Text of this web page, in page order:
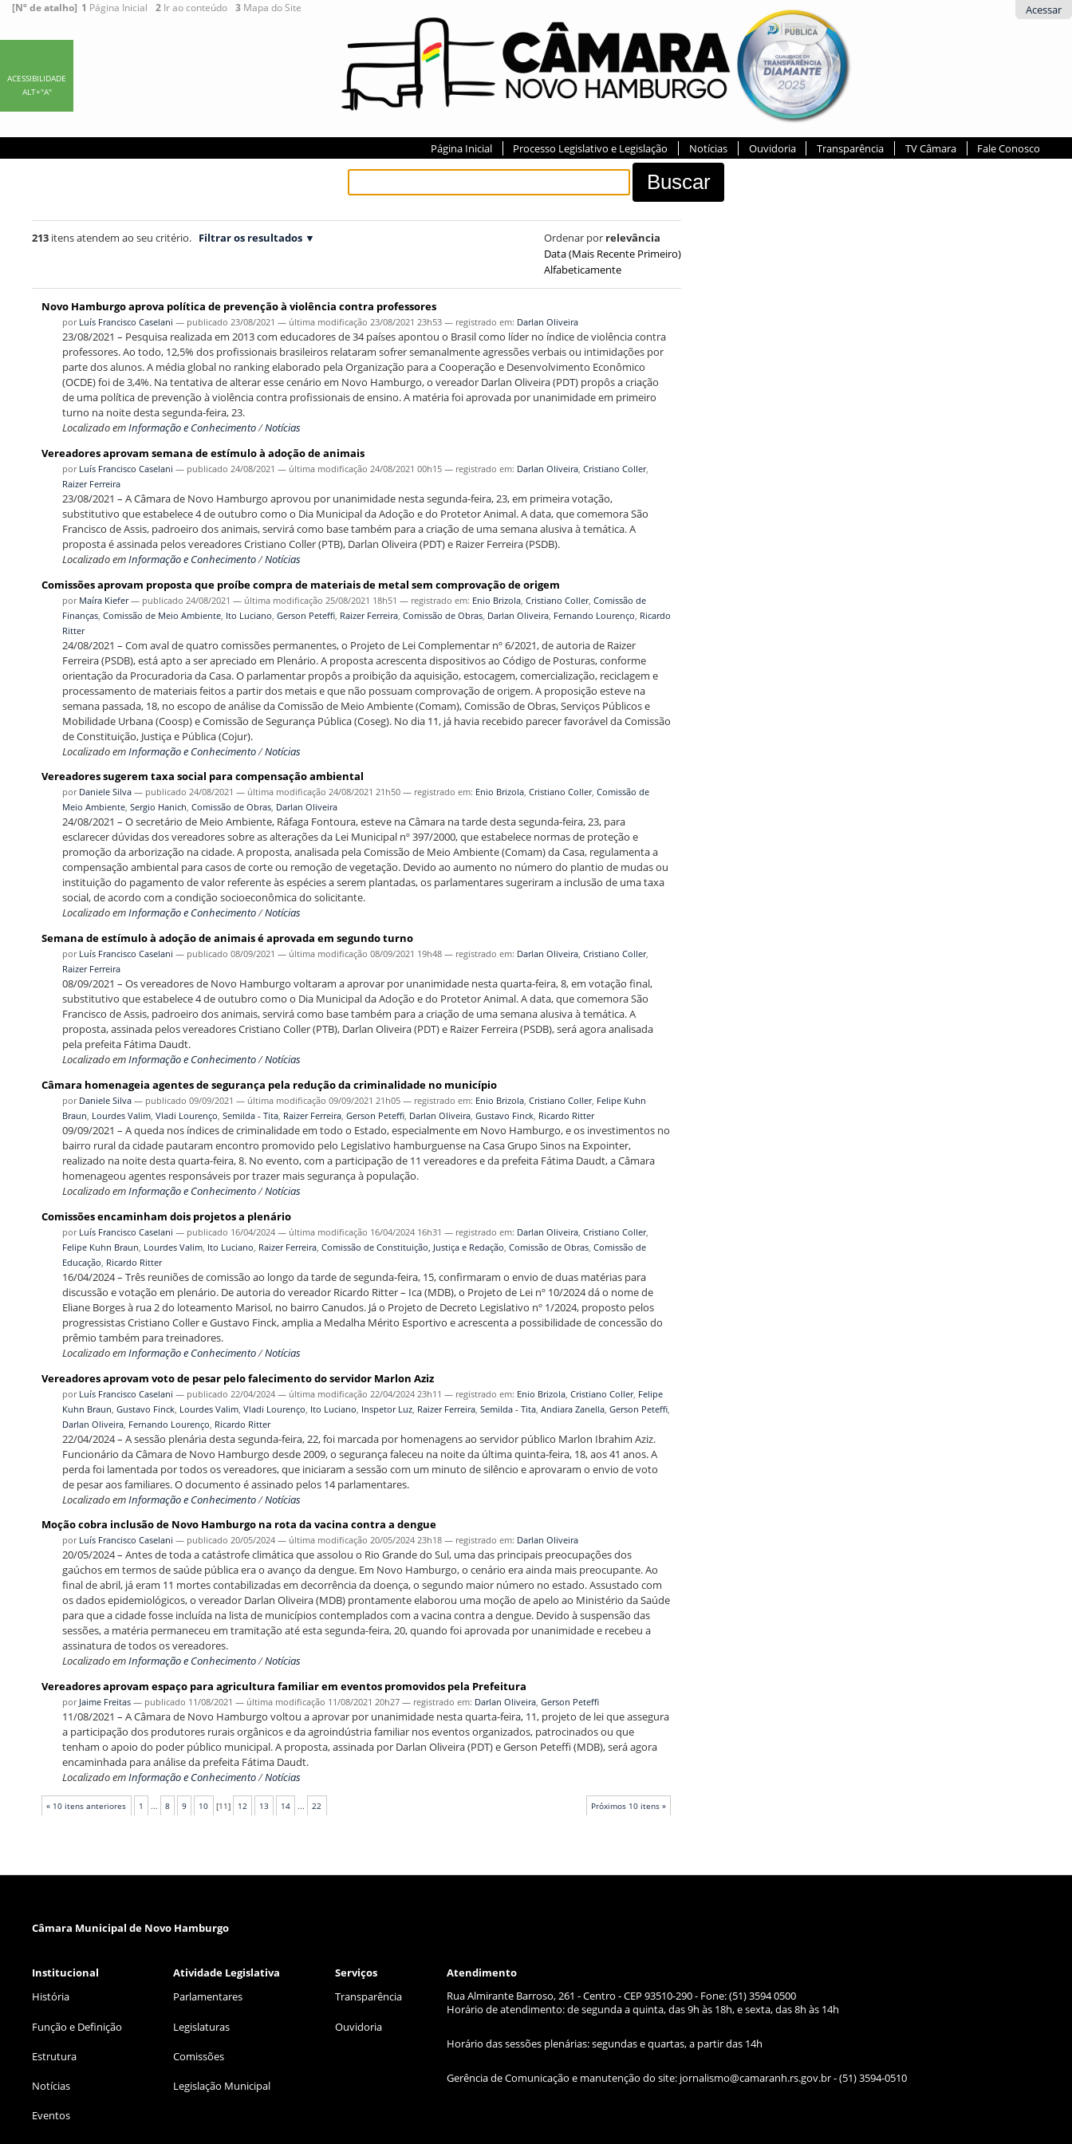
Acessar
[Nº de atalho] 1 Página Inicial 2 Ir ao conteúdo 3 Mapa do Site
ACESSIBILIDADE
ALT+"A"
Página Inicial Processo Legislativo e Legislação Notícias Ouvidoria Transparência TV Câmara Fale Conosco
213itens atendem ao seu critério. Filtrar os resultados Ordenar por relevância
Data (mais Recente Primeiro)
Alfabeticamente
Novo Hamburgo aprova política de prevenção à violência contra professores
por Luís Francisco Caselani — publicado 23/08/2021 — última modificação 23/08/2021 23h53 — registrado em: Darlan Oliveira
23/08/2021 – Pesquisa realizada em 2013 com educadores de 34 países apontou o Brasil como líder no índice de violência contra
professores. Ao todo, 12,5% dos profissionais brasileiros relataram sofrer semanalmente agressões verbais ou intimidações por
parte dos alunos. A média global no ranking elaborado pela Organização para a Cooperação e Desenvolvimento Econômico
(OCDE) foi de 3,4%. Na tentativa de alterar esse cenário em Novo Hamburgo, o vereador Darlan Oliveira (PDT) propôs a criação
de uma política de prevenção à violência contra profissionais de ensino. A matéria foi aprovada por unanimidade em primeiro
turno na noite desta segunda-feira, 23.
Localizado emInformação e Conhecimento/Notícias
Vereadores aprovam semana de estímulo à adoção de animais
por Luís Francisco Caselani — publicado 24/08/2021 — última modificação 24/08/2021 00h15 — registrado em: Darlan Oliveira, Cristiano Coller,
Raizer Ferreira
23/08/2021 – A Câmara de Novo Hamburgo aprovou por unanimidade nesta segunda-feira, 23, em primeira votação,
substitutivo que estabelece 4 de outubro como o Dia Municipal da Adoção e do Protetor Animal. A data, que comemora São
Francisco de Assis, padroeiro dos animais, servirá como base também para a criação de uma semana alusiva à temática. A
proposta é assinada pelos vereadores Cristiano Coller (PTB), Darlan Oliveira (PDT) e Raizer Ferreira (PSDB).
Localizado emInformação e Conhecimento/Notícias
Comissões aprovam proposta que proíbe compra de materiais de metal sem comprovação de origem
por Maíra Kiefer — publicado 24/08/2021 — última modificação 25/08/2021 18h51 — registrado em: Enio Brizola, Cristiano Coller, Comissão de
Finanças, Comissão de Meio Ambiente, Ito Luciano Gerson Peteffi, Raizer Ferreira, Comissão de Obras, Darlan Oliveira, Fernando Lourenço Ricardo
Ritter
24/08/2021 – Com aval de quatro comissões permanentes, o Projeto de Lei Complementar nº 6/2021, de autoria de Raizer
Ferreira (PSDB), está apto a ser apreciado em Plenário. A proposta acrescenta dispositivos ao Código de Posturas, conforme
orientação da Procuradoria da Casa. O parlamentar propôs a proibição da aquisição, estocagem, comercialização, reciclagem e
processamento de materiais feitos a partir dos metais e que não possuam comprovação de origem. A proposição esteve na
semana passada, 18, no escopo de análise da Comissão de Meio Ambiente (Comam), Comissão de Obras, Serviços Públicos e
Mobilidade Urbana (Coosp) e Comissão de Segurança Pública (Coseg). No dia 11, já havia recebido parecer favorável da Comissão
de Constituição, Justiça e Pública (Cojur).
Localizado emInformação e Conhecimento/Notícias
Vereadores sugerem taxa social para compensação ambiental
por Daniele Silva — publicado 24/08/2021 — última modificação 24/08/2021 21h50 — registrado em: Enio Brizola, Cristiano Coller, Comissão de
Meio Ambiente, Sergio Hanich, Comissão de Obras, Darlan Oliveira
24/08/2021 – O secretário de Meio Ambiente, Ráfaga Fontoura, esteve na Câmara na tarde desta segunda-feira, 23, para
esclarecer dúvidas dos vereadores sobre as alterações da Lei Municipal nº 397/2000, que estabelece normas de proteção e
promoção da arborização na cidade. A proposta, analisada pela Comissão de Meio Ambiente (Comam) da Casa, regulamenta a
compensação ambiental para casos de corte ou remoção de vegetação. Devido ao aumento no número do plantio de mudas ou
instituição do pagamento de valor referente às espécies a serem plantadas, os parlamentares sugeriram a inclusão de uma taxa
social, de acordo com a condição socioeconômica do solicitante.
Localizado emInformação e Conhecimento/Notícias
Semana de estímulo à adoção de animais é aprovada em segundo turno
por Luís Francisco Caselani — publicado 08/09/2021 — última modificação 08/09/2021 19h48 — registrado em: Darlan Oliveira, Cristiano Coller,
Raizer Ferreira
08/09/2021 – Os vereadores de Novo Hamburgo voltaram a aprovar por unanimidade nesta quarta-feira, 8, em votação final,
substitutivo que estabelece 4 de outubro como o Dia Municipal da Adoção e do Protetor Animal. A data, que comemora São
Francisco de Assis, padroeiro dos animais, servirá como base também para a criação de uma semana alusiva à temática. A
proposta, assinada pelos vereadores Cristiano Coller (PTB), Darlan Oliveira (PDT) e Raizer Ferreira (PSDB), será agora analisada
pela prefeita Fátima Daudt.
Localizado emInformação e Conhecimento/Notícias
Câmara homenageia agentes de segurança pela redução da criminalidade no município
por Daniele Silva — publicado 09/09/2021 — última modificação 09/09/2021 21h05 — registrado em: Enio Brizola, Cristiano Coller, Felipe Kuhn
Braun, Lourdes Valim, Vladi Lourenço, Semilda - Tita, Raizer Ferreira, Gerson Peteffi, Darlan Oliveira, Gustavo Finck, Ricardo Ritter
09/09/2021 – A queda nos índices de criminalidade em todo o Estado, especialmente em Novo Hamburgo, e os investimentos no
bairro rural da cidade pautaram encontro promovido pelo Legislativo hamburguense na Casa Grupo Sinos na Expointer,
realizado na noite desta quarta-feira, 8. No evento, com a participação de 11 vereadores e da prefeita Fátima Daudt, a Câmara
homenageou agentes responsáveis por trazer mais segurança à população.
Localizado emInformação e Conhecimento/Notícias
Comissões encaminham dois projetos a plenário
por Luís Francisco Caselani — publicado 16/04/2024 — última modificação 16/04/2024 16h31 — registrado em: Darlan Oliveira, Cristiano Coller,
Felipe Kuhn Braun Lourdes Valim, Ito Luciano Raizer Ferreira, Comissão de Constituição, Justiça e Redação Comissão de Obras, Comissão de
Educação Ricardo Ritter
16/04/2024 – Três reuniões de comissão ao longo da tarde de segunda-feira, 15, confirmaram o envio de duas matérias para
discussão e votação em plenário. De autoria do vereador Ricardo Ritter – Ica (MDB), o Projeto de Lei nº 10/2024 dá o nome de
Eliane Borges à rua 2 do loteamento Marisol, no bairro Canudos. Já o Projeto de Decreto Legislativo nº 1/2024, proposto pelos
progressistas Cristiano Coller e Gustavo Finck, amplia a Medalha Mérito Esportivo e acrescenta a possibilidade de concessão do
prêmio também para treinadores.
Localizado emInformação e Conhecimento/Notícias
Vereadores aprovam voto de pesar pelo falecimento do servidor Marlon Aziz
por Luís Francisco Caselani — publicado 22/04/2024 — última modificação 22/04/2024 23h11 — registrado em: Enio Brizola, Cristiano Coller, Felipe
Kuhn Braun Gustavo Finck, Lourdes Valim, Vladi Lourenço Ito Luciano Inspetor Luz, Raizer Ferreira, Semilda - Tita, Andiara Zanella, Gerson Peteffi,
Darlan Oliveira, Fernando Lourenço Ricardo Ritter
22/04/2024 – A sessão plenária desta segunda-feira, 22, foi marcada por homenagens ao servidor público Marlon Ibrahim Aziz.
Funcionário da Câmara de Novo Hamburgo desde 2009, o segurança faleceu na noite da última quinta-feira, 18, aos 41 anos. A
perda foi lamentada por todos os vereadores, que iniciaram a sessão com um minuto de silêncio e aprovaram o envio de voto
de pesar aos familiares. O documento é assinado pelos 14 parlamentares.
Localizado emInformação e Conhecimento/Notícias
Moção cobra inclusão de Novo Hamburgo na rota da vacina contra a dengue
por Luís Francisco Caselani — publicado 20/05/2024 — última modificação 20/05/2024 23h18 — registrado em: Darlan Oliveira
20/05/2024 – Antes de toda a catástrofe climática que assolou o Rio Grande do Sul, uma das principais preocupações dos
gaúchos em termos de saúde pública era o avanço da dengue. Em Novo Hamburgo, o cenário era ainda mais preocupante. Ao
final de abril, já eram 11 mortes contabilizadas em decorrência da doença, o segundo maior número no estado. Assustado com
os dados epidemiológicos, o vereador Darlan Oliveira (MDB) prontamente elaborou uma moção de apelo ao Ministério da Saúde
para que a cidade fosse incluída na lista de municípios contemplados com a vacina contra a dengue. Devido à suspensão das
sessões, a matéria permaneceu em tramitação até esta segunda-feira, 20, quando foi aprovada por unanimidade e recebeu a
assinatura de todos os vereadores.
Localizado emInformação e Conhecimento/Notícias
Vereadores aprovam espaço para agricultura familiar em eventos promovidos pela Prefeitura
por Jaime Freitas — publicado 11/08/2021 — última modificação 11/08/2021 20h27 — registrado em: Darlan Oliveira, Gerson Peteffi
11/08/2021 – A Câmara de Novo Hamburgo voltou a aprovar por unanimidade nesta quarta-feira, 11, projeto de lei que assegura
a participação dos produtores rurais orgânicos e da agroindústria familiar nos eventos organizados, patrocinados ou que
tenham o apoio do poder público municipal. A proposta, assinada por Darlan Oliveira (PDT) e Gerson Peteffi (MDB), será agora
encaminhada para análise da prefeita Fátima Daudt.
Localizado emInformação e Conhecimento/Notícias
« 10 itens anteriores Próximos 10 itens »
1 ... 8 9 10 [11] 12 13 14 ... 22
Câmara Municipal de Novo Hamburgo
Institucional Atividade Legislativa Serviços
Atendimento
História
Função e Definição
Estrutura
Notícias
Eventos
Parlamentares
Legislaturas
Comissões
Legislação Municipal
Transparência
Ouvidoria
Rua Almirante Barroso, 261 - Centro - CEP 93510-290 - Fone: (51) 3594 0500
Horário de atendimento: de segunda a quinta, das 9h às 18h, e sexta, das8h às 14h
Horário das sessões plenárias: segundas e quartas, a partir das 14h
Gerência de Comunicação e manutenção do site: jornalismo@camaranh.rs.gov.br- (51) 3594-0510